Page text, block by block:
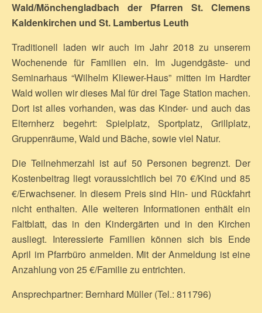
Wald/Mönchengladbach der Pfarren St. Clemens
Kaldenkirchen und St. Lambertus Leuth
Traditionell laden wir auch im Jahr 2018 zu unserem
Wochenende für Familien ein. Im Jugendgäste- und
Seminarhaus “Wilhelm Kliewer-Haus” mitten im Hardter
Wald wollen wir dieses Mal für drei Tage Station machen.
Dort ist alles vorhanden, was das Kinder- und auch das
Elternherz begehrt: Spielplatz, Sportplatz, Grillplatz,
Gruppenräume, Wald und Bäche, sowie viel Natur.
Die Teilnehmerzahl ist auf 50 Personen begrenzt. Der
Kostenbeitrag liegt voraussichtlich bei 70 €/Kind und 85
€/Erwachsener. In diesem Preis sind Hin- und Rückfahrt
nicht enthalten. Alle weiteren Informationen enthält ein
Faltblatt, das in den Kindergärten und in den Kirchen
ausliegt. Interessierte Familien können sich bis Ende
April im Pfarrbüro anmelden. Mit der Anmeldung ist eine
Anzahlung von 25 €/Familie zu entrichten.
Ansprechpartner: Bernhard Müller (Tel.: 811796)